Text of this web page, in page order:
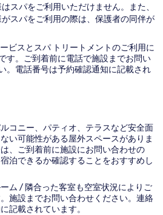
スパをご利用いただけません。また、
スパをご利用の際は、保護者の同伴が
ビスとスパ トリートメントのご利用に
す。ご到着前に電話で施設までお問い
。電話番号は予約確認通知に記載され
コニー、パティオ、テラスなど安全面
い可能性がある屋外スペースがありま
、ご到着前に施設にお問い合わせの
泊できるか確認することをおすすめし
ム / 隣合った客室も空室状況によりご
施設までお問い合わせください。連絡
記載されています。